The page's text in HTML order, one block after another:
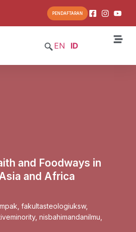
PENDAFTARAN
EN ID
and Foodways in
and Africa
fakultasteologiuksw,
, nisbahimandanilmu